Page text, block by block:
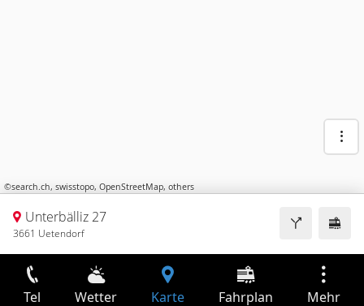
©search.ch, swisstopo, OpenStreetMap, others
Unterbälliz 27
3661 Uetendorf
Tel Wetter Karte Fahrplan Mehr